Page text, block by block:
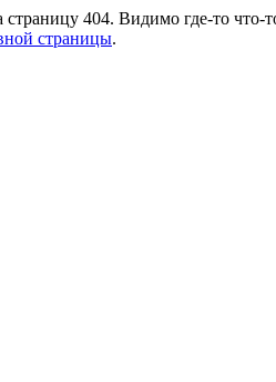
404. Видимо где-то что-
страницы.